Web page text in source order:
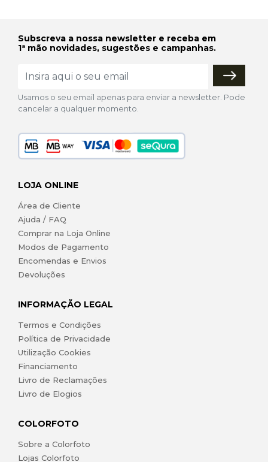
Subscreva a nossa newsletter e receba em
1ª mão novidades, sugestões e campanhas.
Usamos o seu email apenas para enviar a newsletter. Pode
cancelar a qualquer momento.
LOJA ONLINE
Área de Cliente
Ajuda / FAQ
Comprar na Loja Online
Modos de Pagamento
Encomendas e Envios
Devoluções
INFORMAÇÃO LEGAL
Termos e Condições
Política de Privacidade
Utilização Cookies
Financiamento
Livro de Reclamações
Livro de Elogios
COLORFOTO
Sobre a Colorfoto
Lojas Colorfoto